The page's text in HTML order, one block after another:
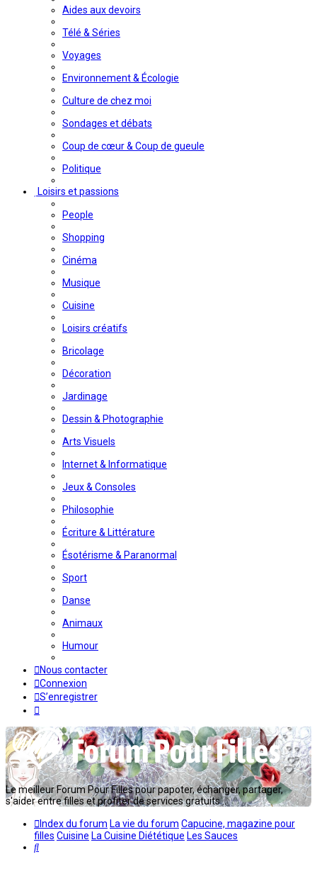
Aides aux devoirs
Télé & Séries
Voyages
Environnement & Écologie
Culture de chez moi
Sondages et débats
Coup de cœur & Coup de gueule
Politique
Loisirs et passions
People
Shopping
Cinéma
Musique
Cuisine
Loisirs créatifs
Bricolage
Décoration
Jardinage
Dessin & Photographie
Arts Visuels
Internet & Informatique
Jeux & Consoles
Philosophie
Écriture & Littérature
Ésotérisme & Paranormal
Sport
Danse
Animaux
Humour
Nous contacter
Connexion
S’enregistrer
Le meilleur Forum Pour Filles pour papoter, échanger, partager,
s'aider entre filles et profiter de services gratuits...
Index du forum La vie du forum Capucine, magazine pour
filles Cuisine La Cuisine Diététique Les Sauces
Rechercher